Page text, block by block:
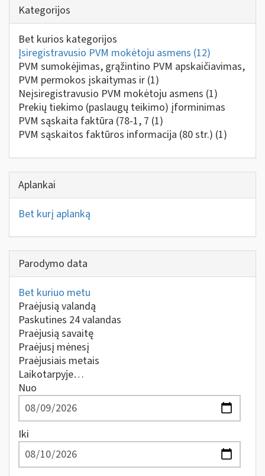
Kategorijos
Bet kurios kategorijos
Įsiregistravusio PVM mokėtoju asmens (12)
PVM sumokėjimas, grąžintino PVM apskaičiavimas,
PVM permokos įskaitymas ir (1)
Neįsiregistravusio PVM mokėtoju asmens (1)
Prekių tiekimo (paslaugų teikimo) įforminimas
PVM sąskaita faktūra (78-1, 7 (1)
PVM sąskaitos faktūros informacija (80 str.) (1)
Aplankai
Bet kurį aplanką
Parodymo data
Bet kuriuo metu
Praėjusią valandą
Paskutines 24 valandas
Praėjusią savaitę
Praėjusį mėnesį
Praėjusiais metais
Laikotarpyje…
Nuo
Iki